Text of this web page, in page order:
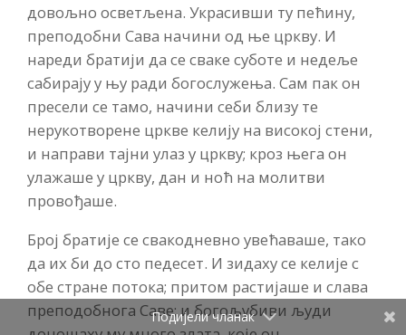
довољно осветљена. Украсивши ту пећину,
преподобни Сава начини од ње цркву. И
нареди братији да се сваке суботе и недеље
сабирају у њу ради богослужења. Сам пак он
пресели се тамо, начини себи близу те
нерукотворене цркве келију на високој стени,
и направи тајни улаз у цркву; кроз њега он
улажаше у цркву, дан и ноћ на молитви
провођаше.
Број братије се свакодневно увећаваше, тако
да их би до сто педесет. И зидаху се келије с
обе стране потока; притом растијаше и слава
преподобнога Саве; и богољубиви људи
Подијели чланак